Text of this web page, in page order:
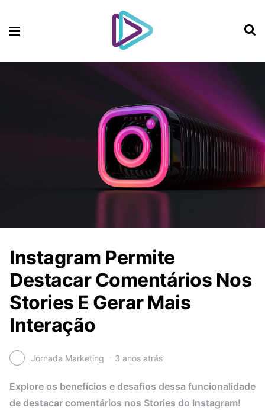
Instagram Permite
Destacar Comentários Nos
Stories E Gerar Mais
Interação
Jornada Marketing 3 anos atrás
Explore os benefícios e desafios dessa funcionalidade
de destacar comentários nos Stories do Instagram!